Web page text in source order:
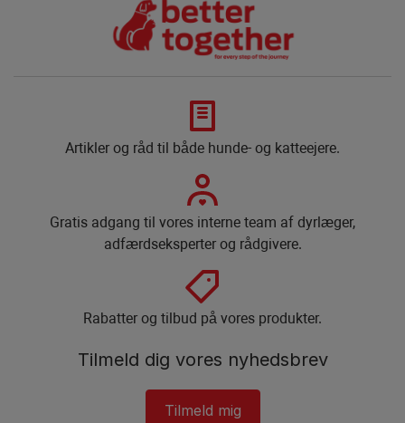
Artikler og råd til både hunde- og katteejere.
Gratis adgang til vores interne team af dyrlæger,
adfærdseksperter og rådgivere.​
Rabatter og tilbud på vores produkter.​
Tilmeld dig vores nyhedsbrev​
Tilmeld mig​